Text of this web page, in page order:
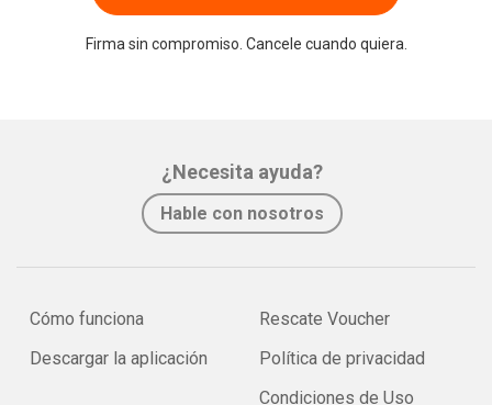
Firma sin compromiso. Cancele cuando quiera.
¿Necesita ayuda?
Hable con nosotros
Cómo funciona
Descargar la aplicación
Rescate Voucher
Política de privacidad
Condiciones de Uso